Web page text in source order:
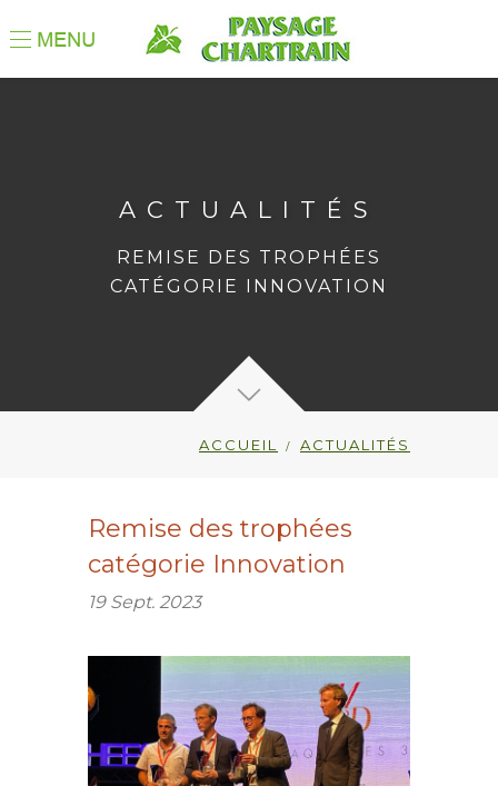
ACTUALITÉS
REMISE DES TROPHÉES
CATÉGORIE INNOVATION
ACCUEIL ACTUALITÉS
Remise des trophées
catégorie Innovation
19 Sept. 2023